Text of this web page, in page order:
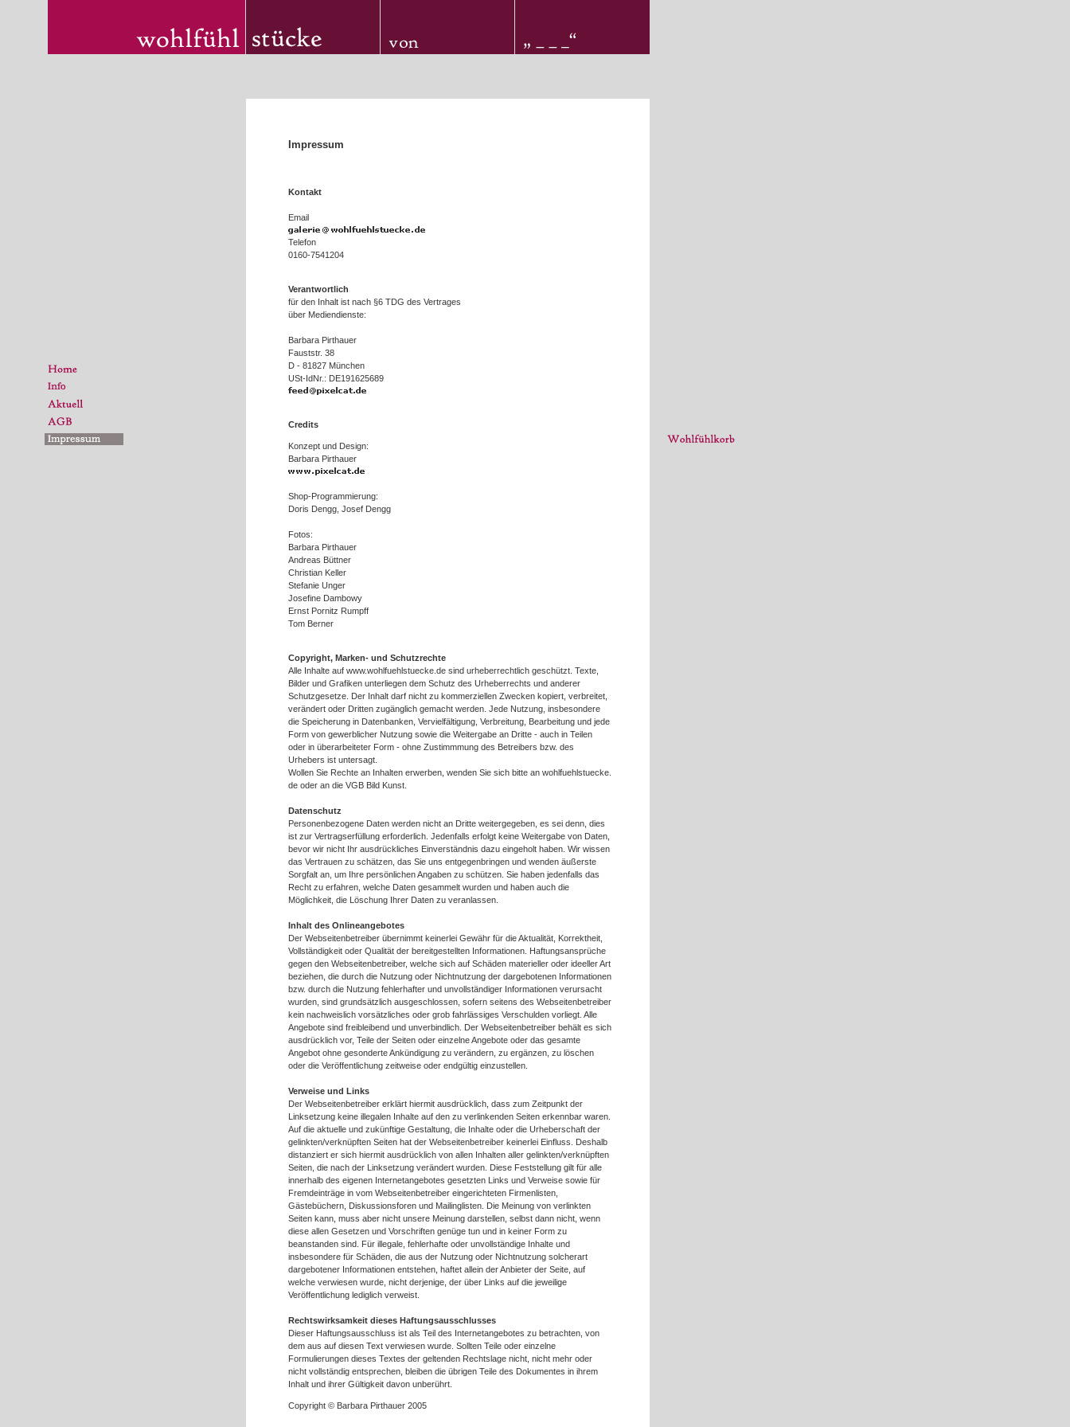
Impressum
Kontakt
Email
Telefon
0160-7541204
Verantwortlich
für den Inhalt ist nach §6 TDG des Vertrages
über Mediendienste:
Barbara Pirthauer
Fauststr. 38
D - 81827 München
USt-IdNr.: DE191625689
Credits
Konzept und Design:
Barbara Pirthauer
Shop-Programmierung:
Doris Dengg, Josef Dengg
Fotos:
Barbara Pirthauer
Andreas Büttner
Christian Keller
Stefanie Unger
Josefine Dambowy
Ernst Pornitz Rumpff
Tom Berner
Copyright, Marken- und Schutzrechte
Alle Inhalte auf www.wohlfuehlstuecke.de sind urheberrechtlich geschützt. Texte,
Bilder und Grafiken unterliegen dem Schutz des Urheberrechts und anderer
Schutzgesetze. Der Inhalt darf nicht zu kommerziellen Zwecken kopiert, verbreitet,
verändert oder Dritten zugänglich gemacht werden. Jede Nutzung, insbesondere
die Speicherung in Datenbanken, Vervielfältigung, Verbreitung, Bearbeitung und jede
Form von gewerblicher Nutzung sowie die Weitergabe an Dritte - auch in Teilen
oder in überarbeiteter Form - ohne Zustimmmung des Betreibers bzw. des
Urhebers ist untersagt.
Wollen Sie Rechte an Inhalten erwerben, wenden Sie sich bitte an wohlfuehlstuecke.
de oder an die VGB Bild Kunst.
Datenschutz
Personenbezogene Daten werden nicht an Dritte weitergegeben, es sei denn, dies
ist zur Vertragserfüllung erforderlich. Jedenfalls erfolgt keine Weitergabe von Daten,
bevor wir nicht Ihr ausdrückliches Einverständnis dazu eingeholt haben. Wir wissen
das Vertrauen zu schätzen, das Sie uns entgegenbringen und wenden äußerste
Sorgfalt an, um Ihre persönlichen Angaben zu schützen. Sie haben jedenfalls das
Recht zu erfahren, welche Daten gesammelt wurden und haben auch die
Möglichkeit, die Löschung Ihrer Daten zu veranlassen.
Inhalt des Onlineangebotes
Der Webseitenbetreiber übernimmt keinerlei Gewähr für die Aktualität, Korrektheit,
Vollständigkeit oder Qualität der bereitgestellten Informationen. Haftungsansprüche
gegen den Webseitenbetreiber, welche sich auf Schäden materieller oder ideeller Art
beziehen, die durch die Nutzung oder Nichtnutzung der dargebotenen Informationen
bzw. durch die Nutzung fehlerhafter und unvollständiger Informationen verursacht
wurden, sind grundsätzlich ausgeschlossen, sofern seitens des Webseitenbetreiber
kein nachweislich vorsätzliches oder grob fahrlässiges Verschulden vorliegt. Alle
Angebote sind freibleibend und unverbindlich. Der Webseitenbetreiber behält es sich
ausdrücklich vor, Teile der Seiten oder einzelne Angebote oder das gesamte
Angebot ohne gesonderte Ankündigung zu verändern, zu ergänzen, zu löschen
oder die Veröffentlichung zeitweise oder endgültig einzustellen.
Verweise und Links
Der Webseitenbetreiber erklärt hiermit ausdrücklich, dass zum Zeitpunkt der
Linksetzung keine illegalen Inhalte auf den zu verlinkenden Seiten erkennbar waren.
Auf die aktuelle und zukünftige Gestaltung, die Inhalte oder die Urheberschaft der
gelinkten/verknüpften Seiten hat der Webseitenbetreiber keinerlei Einfluss. Deshalb
distanziert er sich hiermit ausdrücklich von allen Inhalten aller gelinkten/verknüpften
Seiten, die nach der Linksetzung verändert wurden. Diese Feststellung gilt für alle
innerhalb des eigenen Internetangebotes gesetzten Links und Verweise sowie für
Fremdeinträge in vom Webseitenbetreiber eingerichteten Firmenlisten,
Gästebüchern, Diskussionsforen und Mailinglisten. Die Meinung von verlinkten
Seiten kann, muss aber nicht unsere Meinung darstellen, selbst dann nicht, wenn
diese allen Gesetzen und Vorschriften genüge tun und in keiner Form zu
beanstanden sind. Für illegale, fehlerhafte oder unvollständige Inhalte und
insbesondere für Schäden, die aus der Nutzung oder Nichtnutzung solcherart
dargebotener Informationen entstehen, haftet allein der Anbieter der Seite, auf
welche verwiesen wurde, nicht derjenige, der über Links auf die jeweilige
Veröffentlichung lediglich verweist.
Rechtswirksamkeit dieses Haftungsausschlusses
Dieser Haftungsausschluss ist als Teil des Internetangebotes zu betrachten, von
dem aus auf diesen Text verwiesen wurde. Sollten Teile oder einzelne
Formulierungen dieses Textes der geltenden Rechtslage nicht, nicht mehr oder
nicht vollständig entsprechen, bleiben die übrigen Teile des Dokumentes in ihrem
Inhalt und ihrer Gültigkeit davon unberührt.
Copyright © Barbara Pirthauer 2005